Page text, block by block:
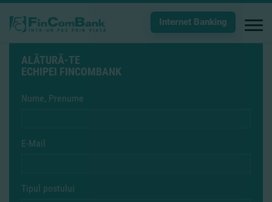
Internet Banking
ALĂTURĂ-TE
ECHIPEI FINCOMBANK
Nume, Prenume
E-Mail
Tipul postului